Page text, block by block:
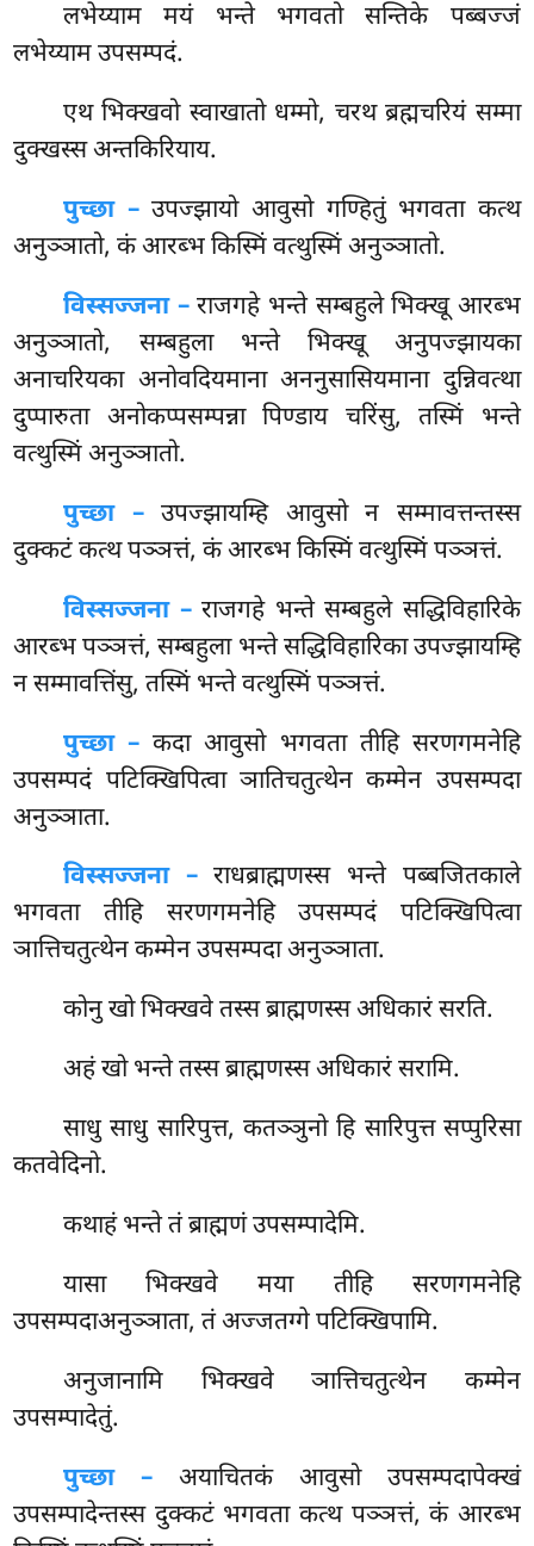
लभेय्याममयं भन्ते भगवतो सन्तिके पब्बज्जं
लभेय्याम उपसम्पदं.
एथ भिक्खवो स्वाखातो धम्मो, चरथ ब्रह्मचरियं सम्मा
दुक्खस्स अन्तकिरियाय.
पुच्छा –उपज्झायो आवुसो गण्हितुं भगवता कत्थ
अनुञ्ञातो, कं आरब्भ किस्मिं वत्थुस्मिं अनुञ्ञातो.
विस्सज्जना –राजगहे भन्ते सम्बहुले भिक्खू आरब्भ
अनुञ्ञातो, सम्बहुला भन्ते भिक्खू अनुपज्झायका
अनाचरियका अनोवदियमाना अननुसासियमाना दुन्निवत्था
दुप्पारुता अनोकप्पसम्पन्ना पिण्डाय चरिंसु, तस्मिं भन्ते
वत्थुस्मिं अनुञ्ञातो.
पुच्छा –उपज्झायम्हि आवुसो न सम्मावत्तन्तस्स
दुक्कटं कत्थ पञ्ञत्तं, कं आरब्भ किस्मिं वत्थुस्मिं पञ्ञत्तं.
विस्सज्जना –राजगहे भन्ते सम्बहुले सद्धिविहारिके
आरब्भ पञ्ञत्तं, सम्बहुला भन्ते सद्धिविहारिका उपज्झायम्हि
न सम्मावत्तिंसु, तस्मिं भन्ते वत्थुस्मिं पञ्ञत्तं.
पुच्छा – कदा आवुसो भगवता तीहि सरणगमनेहि
उपसम्पदं पटिक्खिपित्वा ञातिचतुत्थेन कम्मेन उपसम्पदा
अनुञ्ञाता.
विस्सज्जना –राधब्राह्मणस्स भन्ते पब्बजितकाले
भगवता तीहि सरणगमनेहि उपसम्पदं पटिक्खिपित्वा
ञात्तिचतुत्थेन कम्मेन उपसम्पदा अनुञ्ञाता.
कोनुखो भिक्खवे तस्स ब्राह्मणस्स अधिकारं सरति.
अहं खो भन्ते तस्स ब्राह्मणस्स अधिकारं सरामि.
साधु साधु सारिपुत्त, कतञ्ञुनो हि सारिपुत्त सप्पुरिसा
कतवेदिनो.
कथाहं भन्ते तं ब्राह्मणं उपसम्पादेमि.
यासाभिक्खवे मया तीहि सरणगमनेहि
उपसम्पदाअनुञ्ञाता, तं अज्जतग्गे पटिक्खिपामि.
अनुजानामि भिक्खवे ञात्तिचतुत्थेन कम्मेन
उपसम्पादेतुं.
पुच्छा –अयाचितकं आवुसो उपसम्पदापेक्खं
उपसम्पादेन्तस्स दुक्कटं भगवता कत्थ पञ्ञत्तं, कं आरब्भ